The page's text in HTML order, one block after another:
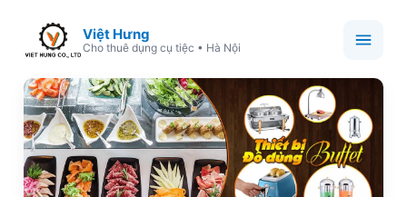
Việt Hưng
Cho thuê dụng cụ tiệc • Hà Nội